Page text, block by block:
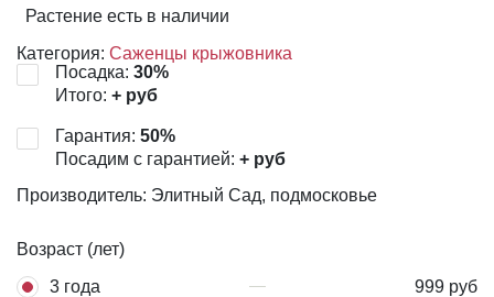
Растение есть в наличии
Категория: Саженцы крыжовника
Посадка: 30%
Итого: + руб
Гарантия: 50%
Посадим с гарантией: + руб
Производитель: Элитный Сад, подмосковье
Возраст (лет)
3 года
999 руб